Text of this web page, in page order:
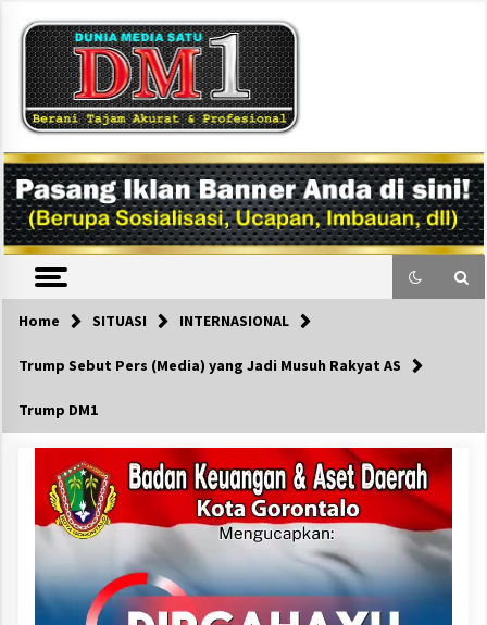
content
DM1
Home SITUASI INTERNASIONAL
Trump Sebut Pers (Media) yang Jadi Musuh Rakyat AS
Trump DM1